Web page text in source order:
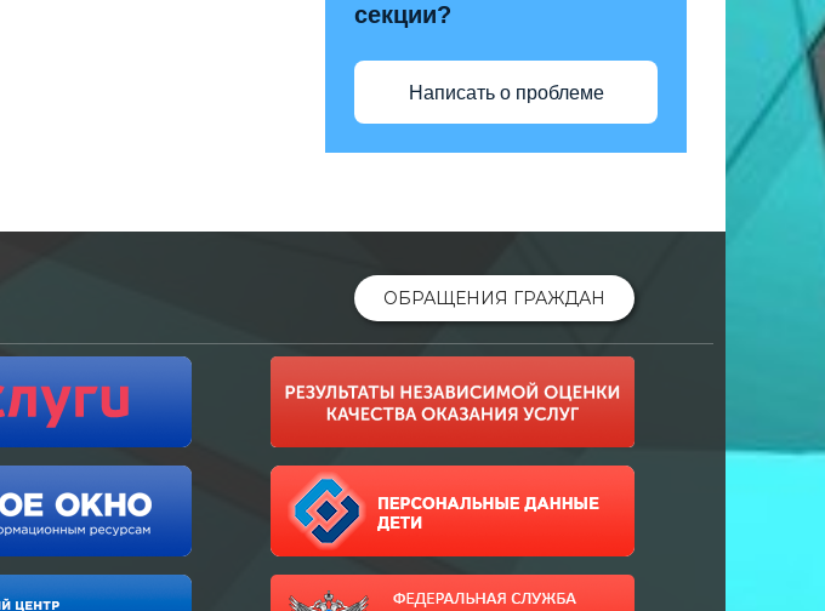
секции?
Написать о проблеме
ОБРАЩЕНИЯ ГРАЖДАН